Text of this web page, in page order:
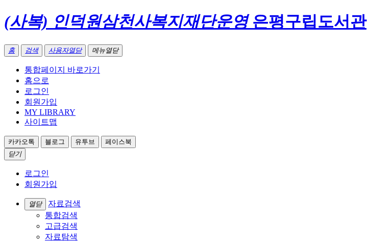
(사복) 인덕원삼천사복지재단운영은평구립도서관
홈 검색 사용자열닫 메뉴열닫
통합페이지 바로가기
홈으로
로그인
회원가입
MY LIBRARY
사이트맵
카카오톡 블로그 유투브
페이스북
닫기
로그인
회원가입
열닫
자료검색
통합검색
고급검색
자료탐색